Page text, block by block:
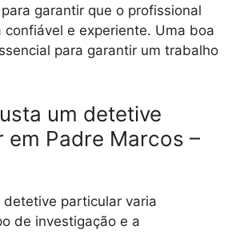
garantir que o profissional
confiável e experiente. Uma boa
para garantir um trabalho
um detetive
em Padre Marcos –
detetive particular varia
de investigação e a